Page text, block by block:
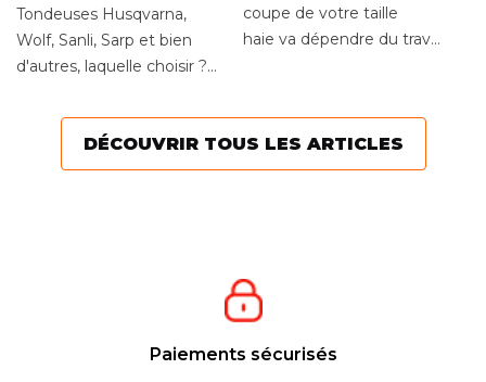
terrain de 1 000m2 à 2
000m2 ?
Tondeuses Husqvarna,
Wolf, Sanli, Sarp et bien
d'autres, laquelle choisir ?
essence correspond le...
coupe de votre taille
haie va dépendre du travail
DÉCOUVRIR TOUS LES ARTICLES
Paiements sécurisés